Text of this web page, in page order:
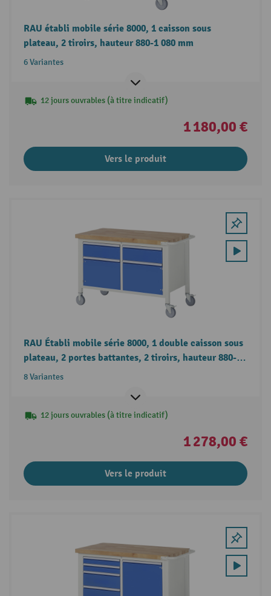
RAU établi mobile série 8000, 1 caisson sous
plateau, 2 tiroirs, hauteur 880-1 080 mm
6 Variantes
12 jours ouvrables (à titre indicatif)
1 180,00 €
Vers le produit
RAU Établi mobile série 8000, 1 double caisson sous
plateau, 2 portes battantes, 2 tiroirs, hauteur 880-
1 080 mm
8 Variantes
12 jours ouvrables (à titre indicatif)
1 278,00 €
Vers le produit